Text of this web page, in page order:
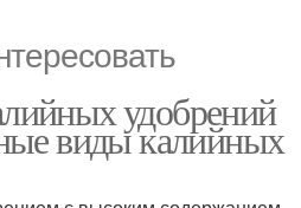
удобрений
виды калийных